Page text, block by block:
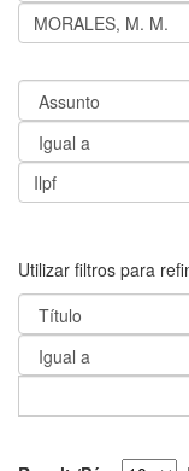
Utilizar filtros para